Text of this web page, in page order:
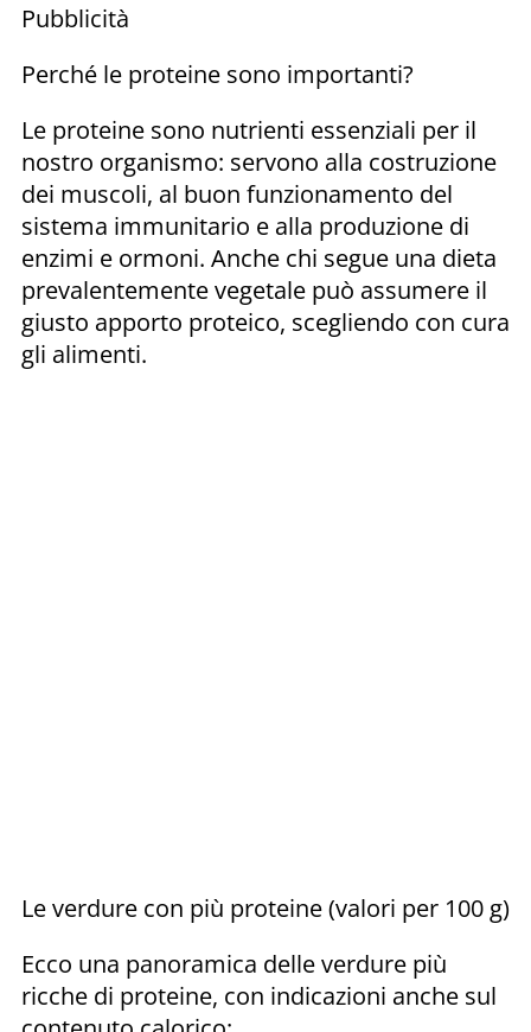
Pubblicità
Perché le proteine sono importanti?
Le proteine sono nutrienti essenziali per il
nostro organismo: servono alla costruzione
dei muscoli, al buon funzionamento del
sistema immunitario e alla produzione di
enzimi e ormoni. Anche chi segue una dieta
prevalentemente vegetale può assumere il
giusto apporto proteico, scegliendo con cura
gli alimenti.
Le verdure con più proteine (valori per 100 g)
Ecco una panoramica delle verdure più
ricche di proteine, con indicazioni anche sul